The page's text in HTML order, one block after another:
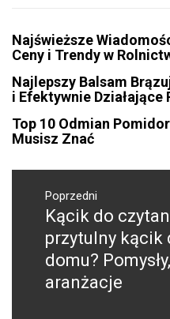
Najświeższe
Ceny i Trendy w
Najlepszy Balsam
i Efektywnie Działające
Top 10 Odmian
Musisz Znać
Nawigacja
wpisuPoprzedni
Poprzedni
wpis:
Kącik do
przytulny kącik
domu?
aranżacje